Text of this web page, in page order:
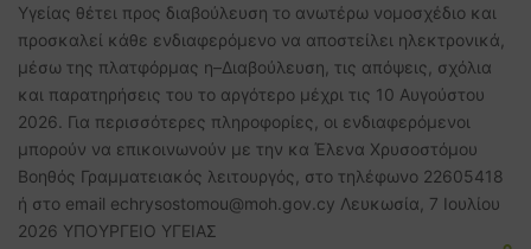
Υγείας θέτει προς διαβούλευση το ανωτέρω νομοσχέδιο και
προσκαλεί κάθε ενδιαφερόμενο να αποστείλει ηλεκτρονικά,
μέσω της πλατφόρμας η–Διαβούλευση, τις απόψεις, σχόλια
και παρατηρήσεις του το αργότερο μέχρι τις 10 Αυγούστου
2026. Για περισσότερες πληροφορίες, οι ενδιαφερόμενοι
μπορούν να επικοινωνούν με την κα Έλενα Χρυσοστόμου
Βοηθός Γραμματειακός λειτουργός, στο τηλέφωνο 22605418
ή στο email echrysostomou@moh.gov.cy Λευκωσία, 7 Ιουλίου
2026 ΥΠΟΥΡΓΕΙΟ ΥΓΕΙΑΣ